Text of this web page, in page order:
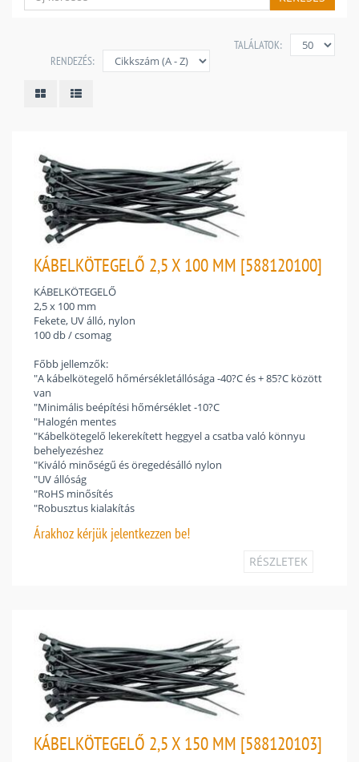
TALÁLATOK:
RENDEZÉS:
KÁBELKÖTEGELŐ 2,5 X 100 MM [588120100]
KÁBELKÖTEGELŐ
2,5 x 100 mm
Fekete, UV álló, nylon
100 db / csomag
Főbb jellemzők:
"A kábelkötegelő hőmérsékletállósága -40?C és + 85?C között
van
"Minimális beépítési hőmérséklet -10?C
"Halogén mentes
"Kábelkötegelő lekerekített heggyel a csatba való könnyu
behelyezéshez
"Kiváló minőségű és öregedésálló nylon
"UV állóság
"RoHS minősítés
"Robusztus kialakítás
Árakhoz kérjük jelentkezzen be!
RÉSZLETEK
KÁBELKÖTEGELŐ 2,5 X 150 MM [588120103]